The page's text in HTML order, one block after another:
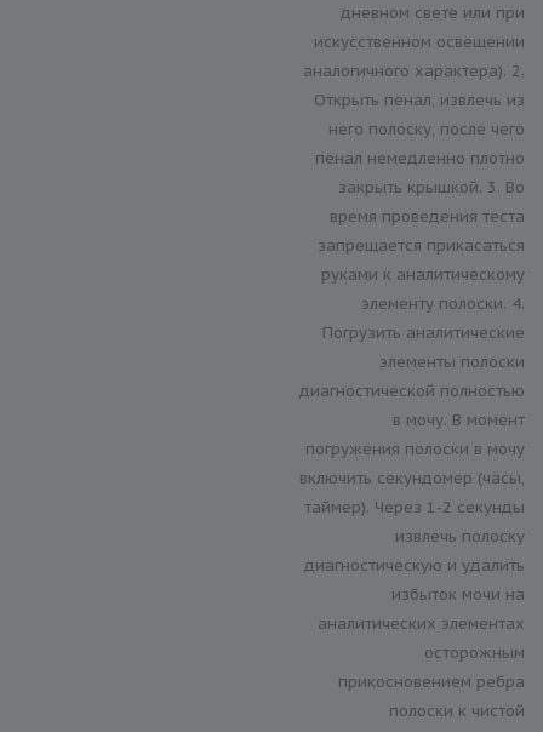
дневном свете или при
искусственном освещении
аналогичного характера). 2.
Открыть пенал, извлечь из
него полоску, после чего
пенал немедленно плотно
закрыть крышкой. 3. Во
время проведения теста
запрещается прикасаться
руками к аналитическому
элементу полоски. 4.
Погрузить аналитические
элементы полоски
диагностической полностью
в мочу. В момент
погружения полоски в мочу
включить секундомер (часы,
таймер). Через 1-2 секунды
извлечь полоску
диагностическую и удалить
избыток мочи на
аналитических элементах
осторожным
прикосновением ребра
полоски к чистой